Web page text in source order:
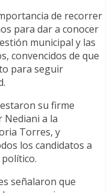
de recorrer
para dar a conocer
municipal y las
convencidos de que
para seguir
su firme
Nediani a la
Torres, y
los candidatos a
señalaron que